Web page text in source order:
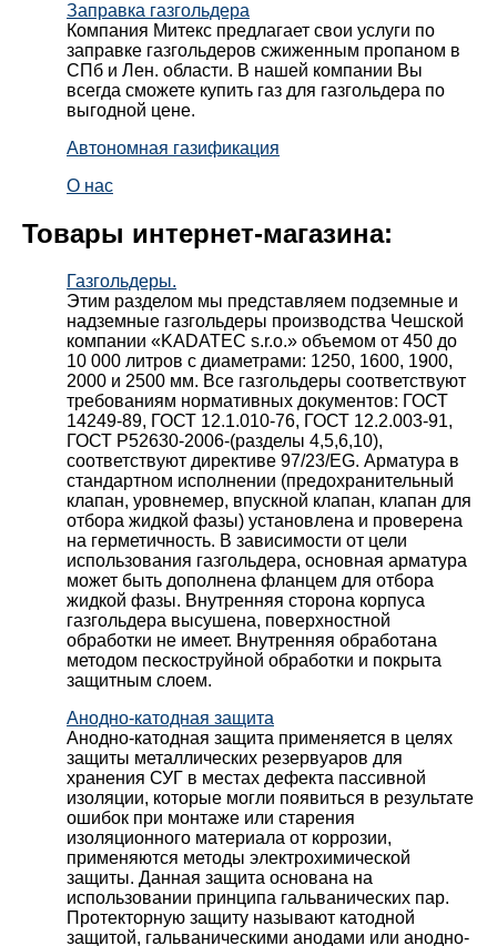
Заправка газгольдера
Компания Митекс предлагает свои услуги по
заправке газгольдеров сжиженным пропаном в
СПб и Лен. области. В нашей компании Вы
всегда сможете купить газ для газгольдера по
выгодной цене.
Автономная газификация
О нас
Товары интернет-магазина:
Газгольдеры.
Этим разделом мы представляем подземные и
надземные газгольдеры производства Чешской
компании «KADATEC s.r.o.» объемом от 450 до
10 000 литров с диаметрами: 1250, 1600, 1900,
2000 и 2500 мм. Все газгольдеры соответствуют
требованиям нормативных документов: ГОСТ
14249-89, ГОСТ 12.1.010-76, ГОСТ 12.2.003-91,
ГОСТ Р52630-2006-(разделы 4,5,6,10),
соответствуют директиве 97/23/EG. Арматура в
стандартном исполнении (предохранительный
клапан, уровнемер, впускной клапан, клапан для
отбора жидкой фазы) установлена и проверена
на герметичность. В зависимости от цели
использования газгольдера, основная арматура
может быть дополнена фланцем для отбора
жидкой фазы. Внутренняя сторона корпуса
газгольдера высушена, поверхностной
обработки не имеет. Внутренняя обработана
методом пескоструйной обработки и покрыта
защитным слоем.
Анодно-катодная защита
Анодно-катодная защита применяется в целях
защиты металлических резервуаров для
хранения СУГ в местах дефекта пассивной
изоляции, которые могли появиться в результате
ошибок при монтаже или старения
изоляционного материала от коррозии,
применяются методы электрохимической
защиты. Данная защита основана на
использовании принципа гальванических пар.
Протекторную защиту называют катодной
защитой, гальваническими анодами или анодно-